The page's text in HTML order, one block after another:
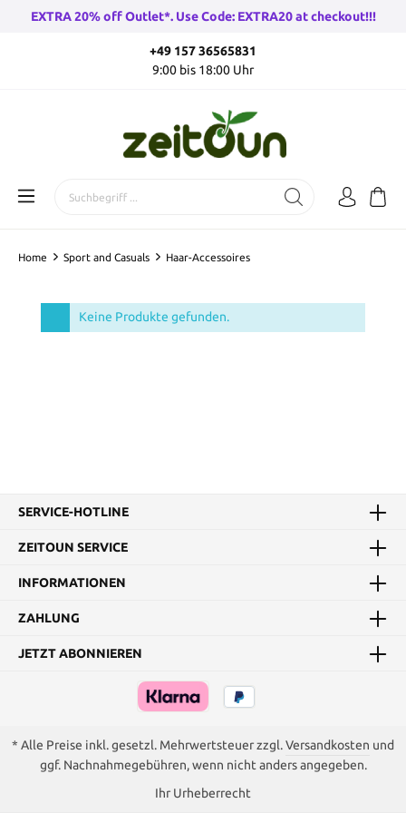
EXTRA 20% off Outlet*. Use Code: EXTRA20 at checkout!!!
+49 157 36565831
9:00 bis 18:00 Uhr
Home Sport and Casuals Haar-Accessoires
Keine Produkte gefunden.
SERVICE-HOTLINE
ZEITOUN SERVICE
INFORMATIONEN
ZAHLUNG
JETZT ABONNIEREN
* Alle Preise inkl. gesetzl. Mehrwertsteuer zzgl.Versandkosten und
ggf. Nachnahmegebühren, wenn nicht anders angegeben.
Ihr Urheberrecht